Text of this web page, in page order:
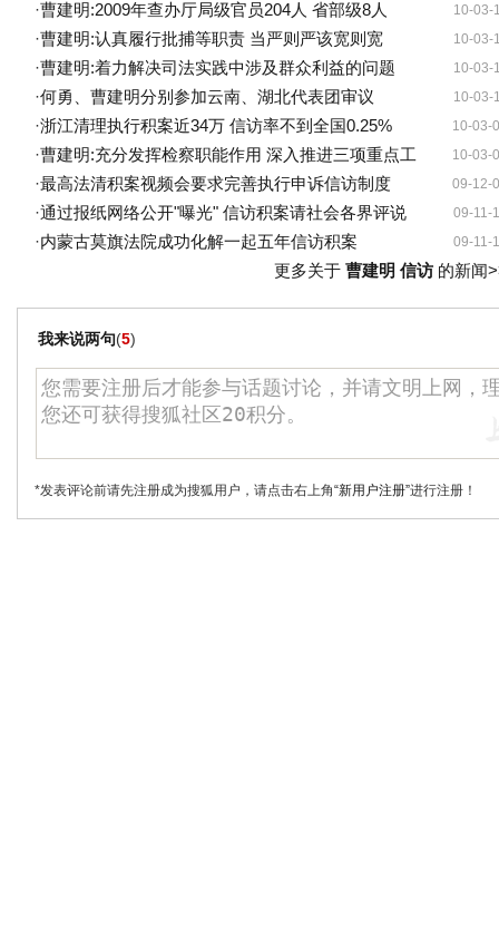
10-03-
·曹建明:2009年查办厅局级官员204人 省部级8人
10-03-
·曹建明:认真履行批捕等职责 当严则严该宽则宽
10-03-
·曹建明:着力解决司法实践中涉及群众利益的问题
10-03-
·何勇、曹建明分别参加云南、湖北代表团审议
10-03-
·浙江清理执行积案近34万 信访率不到全国0.25%
10-03-
·曹建明:充分发挥检察职能作用 深入推进三项重点工
09-12-
·最高法清积案视频会要求完善执行申诉信访制度
09-11-
·通过报纸网络公开"曝光" 信访积案请社会各界评说
09-11-
·内蒙古莫旗法院成功化解一起五年信访积案
更多关于 曹建明 信访的新闻
我来说两句(5)
*发表评论前请先注册成为搜狐用户，请点击右上角“新用户注册”进行注册！